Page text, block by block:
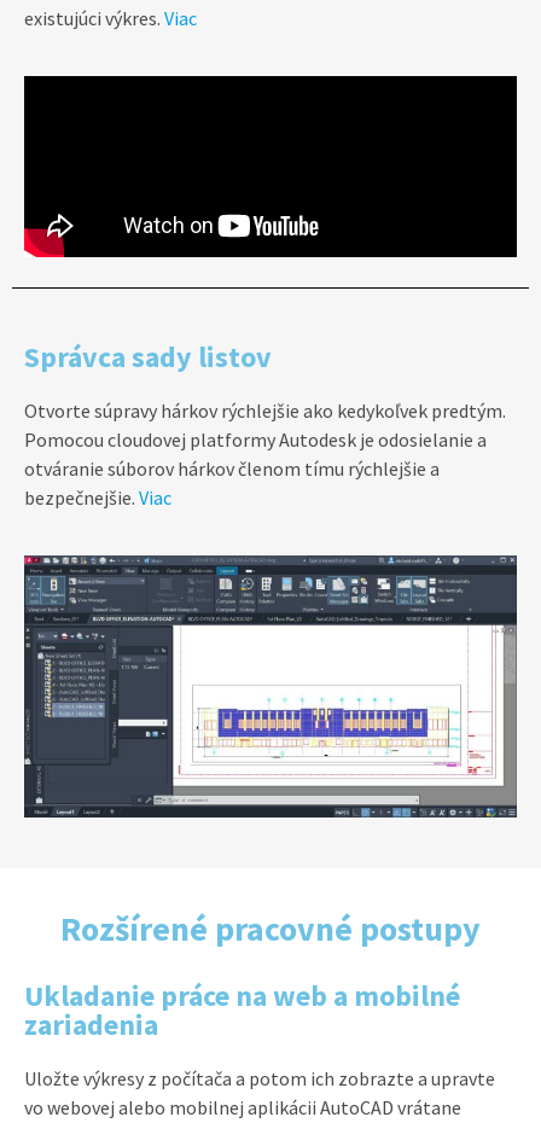
existujúci výkres. Viac
Správca sady listov
Otvorte súpravy hárkov rýchlejšie ako kedykoľvek predtým.
Pomocou cloudovej platformy Autodesk je odosielanie a
otváranie súborov hárkov členom tímu rýchlejšie a
bezpečnejšie. Viac
Rozšírené pracovné postupy
Ukladanie práce na web a mobilné
zariadenia
Uložte výkresy z počítača a potom ich zobrazte a upravte
vo webovej alebo mobilnej aplikácii AutoCAD vrátane